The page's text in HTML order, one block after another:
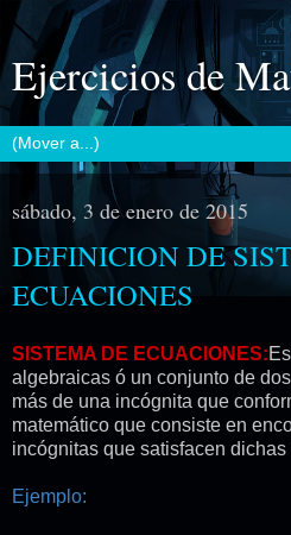
Ejercicios de
sábado, 3 de enero de 2015
DEFINICION DE
ECUACIONES
SISTEMA DE ECUACIONES:
algebraicas ó un conjunto de
más de una incógnita que
matemático que consiste en
incógnitas que satisfacen
Ejemplo: